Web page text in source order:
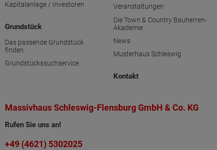
Kapitalanlage / Investoren
Grundstück
Das passende Grundstück
finden
Grundstückssuchservice
Veranstaltungen
Die Town & Country Bauherren-
Akademie
News
Musterhaus Schleswig
Kontakt
Massivhaus Schleswig-Flensburg GmbH & Co. KG
Rufen Sie uns an!
+49 (4621) 5302025